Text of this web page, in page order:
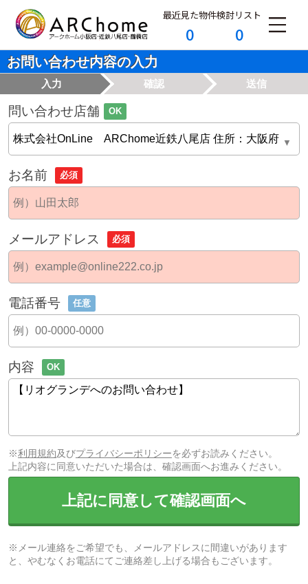
最近見た物件
0
検討リスト
0
お問い合わせ内容の入力
入力 確認 送信
問い合わせ店舗 OK
お名前 必須
メールアドレス 必須
電話番号 任意
内容 OK
※利用規約及びプライバシーポリシーを必ずお読みください。
上記内容に同意いただいた場合は、確認画面へお進みください。
上記に同意して確認画面へ
※メール連絡をご希望でも、メールアドレスに間違いがあります
と、やむなくお電話にてご連絡差し上げる場合もございます。